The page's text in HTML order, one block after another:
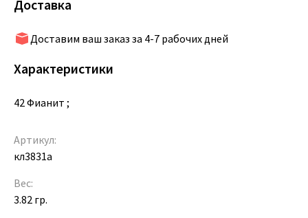
Доставка
Доставим ваш заказ за 4-7 рабочих дней
Характеристики
42 Фианит ;
Артикул:
кл3831а
Вес:
3.82 гр.